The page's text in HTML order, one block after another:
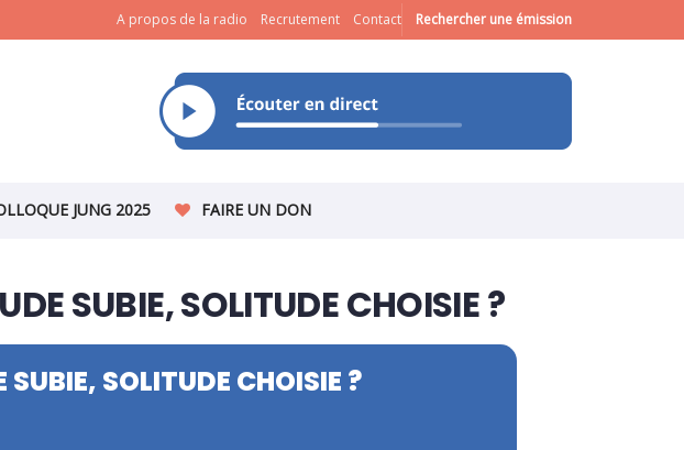
A propos de la radio Recrutement Contact Rechercher une émission
JUNG 2025 FAIRE UN DON
SUBIE, SOLITUDE CHOISIE ?
SOLITUDE CHOISIE ?